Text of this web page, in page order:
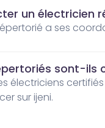
un électricien
a ses
sont-ils
sur ijeni.